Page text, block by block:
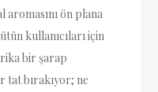
aromasını ön plana
kullanıcıları için
bir şarap
tat bırakıyor; ne